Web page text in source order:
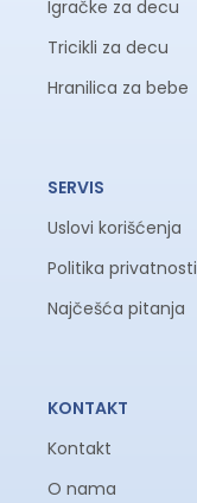
Igračke za decu
Tricikli za decu
Hranilica za bebe
SERVIS
Uslovi korišćenja
Politika privatnosti
Najčešća pitanja
KONTAKT
Kontakt
O nama